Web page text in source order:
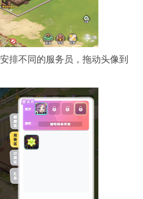
排不同的服务员，拖动头像到